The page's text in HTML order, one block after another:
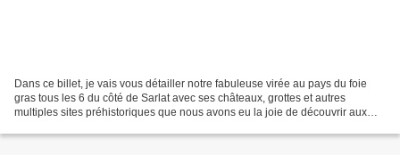
Dans ce billet, je vais vous détailler notre fabuleuse virée au pays du foie
gras tous les 6 du côté de Sarlat avec ses châteaux, grottes et autres
multiples sites préhistoriques que nous avons eu la joie de découvrir aux